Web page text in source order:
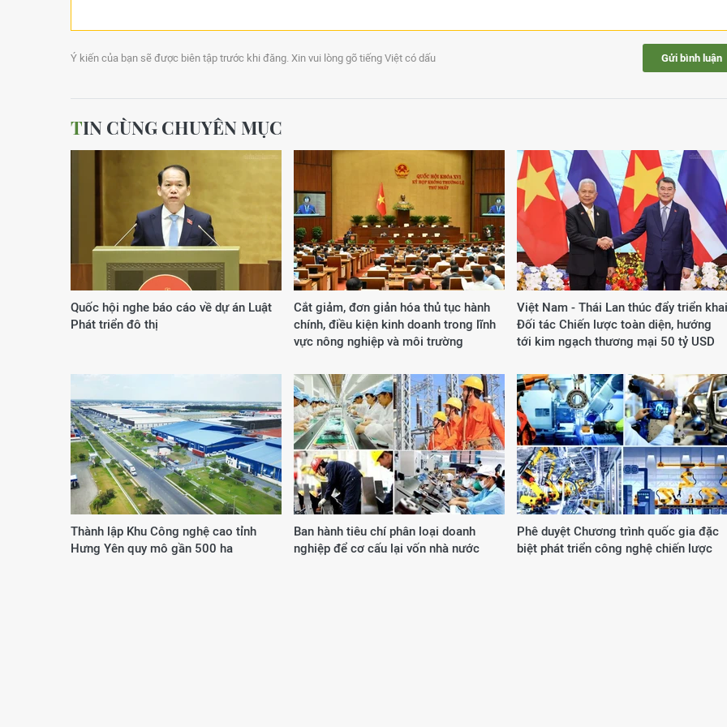
Ý kiến của bạn sẽ được biên tập trước khi đăng. Xin vui lòng gõ tiếng Việt có dấu Gửi bình luận
TIN CÙNG CHUYÊN MỤC
Quốc hội nghe báo cáo về dự án Luật
Phát triển đô thị
Cắt giảm, đơn giản hóa thủ tục hành
chính, điều kiện kinh doanh trong lĩnh
vực nông nghiệp và môi trường
Việt Nam - Thái Lan thúc đẩy triển khai
Đối tác Chiến lược toàn diện, hướng
tới kim ngạch thương mại 50 tỷ USD
Thành lập Khu Công nghệ cao tỉnh
Hưng Yên quy mô gần 500 ha
Ban hành tiêu chí phân loại doanh
nghiệp để cơ cấu lại vốn nhà nước
Phê duyệt Chương trình quốc gia đặc
biệt phát triển công nghệ chiến lược